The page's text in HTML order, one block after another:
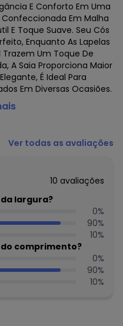
E Conforto Em Uma
Confeccionada Em Malha
E Toque Suave. Seu Cós
Enquanto As Lapelas
Trazem Um Toque De
A Saia Proporciona Maior
É Ideal Para
Em Diversas Ocasiões.
MALHAS LTDA / CNPJ
Lavar À mão.
4% Elastano Forro 96%
Ver todas as avaliações
10 avaliações
largura?
0%
90%
10%
comprimento?
0%
90%
10%